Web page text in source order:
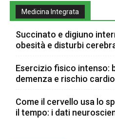
Medicina Integrata
Succinato e digiuno
obesità e disturbi
Esercizio fisico intenso:
demenza e rischio
Come il cervello usa lo
il tempo: i dati